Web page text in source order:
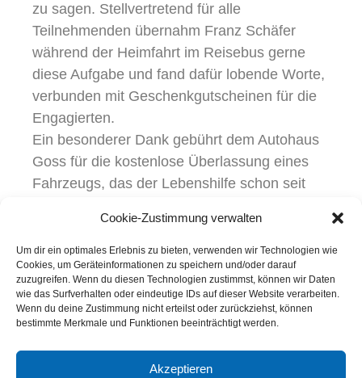
Cookie-Zustimmung verwalten
Um dir ein optimales Erlebnis zu bieten, verwenden wir Technologien wie
Cookies, um Geräteinformationen zu speichern und/oder darauf
zuzugreifen. Wenn du diesen Technologien zustimmst, können wir Daten
wie das Surfverhalten oder eindeutige IDs auf dieser Website verarbeiten.
Wenn du deine Zustimmung nicht erteilst oder zurückziehst, können
bestimmte Merkmale und Funktionen beeinträchtigt werden.
Akzeptieren
zu sagen. Stellvertretend für alle
Teilnehmenden übernahm Franz Schäfer
während der Heimfahrt im Reisebus gerne
diese Aufgabe und fand dafür lobende Worte,
verbunden mit Geschenkgutscheinen für die
Engagierten.
Ein besonderer Dank gebührt dem Autohaus
Goss für die kostenlose Überlassung eines
Fahrzeugs, das der Lebenshilfe schon seit